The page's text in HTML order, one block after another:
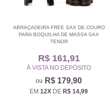
ABRAÇADEIRA FREE SAX DE COURO
PARA BOQUILHA DE MASSA SAX
TENOR
R$ 161,91
À VISTA NO DEPÓSITO
R$ 179,90
EM 12X DE R$ 14,99